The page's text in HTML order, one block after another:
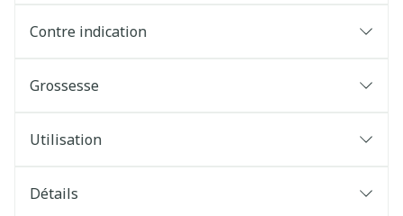
Contre indication
Grossesse
Utilisation
Détails